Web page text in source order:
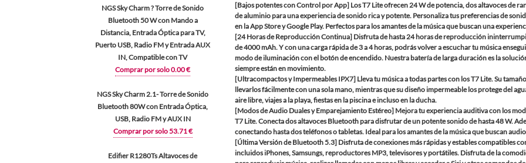
NGS Sky Charm ? Torre de Sonido
Bluetooth 50 W con Mando a
Distancia, Entrada Óptica para TV,
Puerto USB, Radio FM y Entrada AUX
IN, Compatible con TV
Comprar por solo 0.00 €
NGS Sky Charm 2.1- Torre de Sonido
Bluetooth 80W con Entrada Óptica,
USB, Radio FM y AUX IN
Comprar por solo 53.71 €
Edifier R1280Ts Altavoces de
[Bajos potentes con Control por App] Los T7 Lite ofrecen 24 W de potencia, dos altavoces de
de aluminio para una experiencia de sonido rica y potente. Personaliza tus preferencias de
en la App Store y Google Play. Perfectos para los amantes de la música que buscan una
[24 Horas de Reproducción Continua] Disfruta de hasta 24 horas de reproducción
de 4000 mAh. Y con una carga rápida de 3 a 4 horas, podrás volver a escuchar tu música
modo de iluminación con el botón de encendido. Nuestra batería de larga duración es la
siempre están en movimiento.
[Ultracompactos y Impermeables IPX7] Lleva tu música a todas partes con los T7 Lite. Su
llevarlos fácilmente con una sola mano, mientras que su diseño impermeable los protege del
aire libre, viajes a la playa, fiestas en la piscina e incluso en la ducha.
[Modos de Audio Duales y Emparejamiento Estéreo] Mejora tu experiencia auditiva con los
T7 Lite. Conecta dos altavoces Bluetooth para disfrutar de un potente sonido de hasta 48 W.
conectando hasta dos teléfonos o tabletas. Ideal para los amantes de la música que buscan
[Última Versión de Bluetooth 5.3] Disfruta de conexiones más rápidas y estables compatibles
incluidos iPhones, Samsungs, reproductores MP3, televisores y portátiles. Disfruta de la